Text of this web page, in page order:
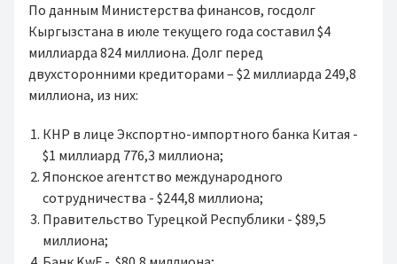
По данным Министерства финансов, госдолг
Кыргызстана в июле текущего года составил $4
миллиарда 824 миллиона. Долг перед
двухсторонними кредиторами – $2 миллиарда 249,8
миллиона, из них:
КНР в лице Экспортно-импортного банка Китая -
$1 миллиард 776,3 миллиона;
Японское агентство международного
cотрудничества - $244,8 миллиона;
Правительство Турецкой Республики - $89,5
миллиона;